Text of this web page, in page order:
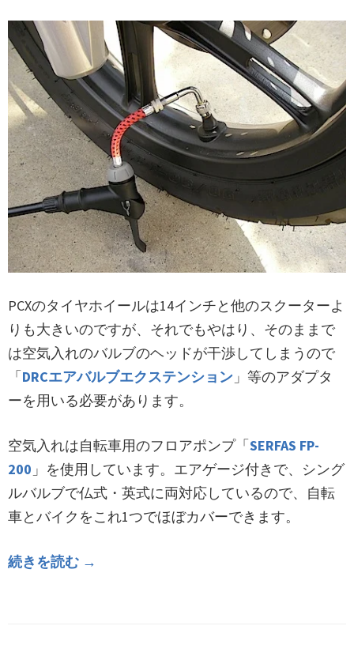
PCXのタイヤホイールは14インチと他のスクーターよ
りも大きいのですが、それでもやはり、そのままで
は空気入れのバルブのヘッドが干渉してしまうので
「DRCエアバルブエクステンション 」等のアダプタ
ーを用いる必要があります。
空気入れは自転車用のフロアポンプ「SERFAS FP-
200 」を使用しています。エアゲージ付きで、シング
ルバルブで仏式・英式に両対応しているので、自転
車とバイクをこれ1つでほぼカバーできます。
続きを読む →